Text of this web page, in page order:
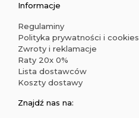
Informacje
Regulaminy
Polityka prywatności i cookies
Zwroty i reklamacje
Raty 20x 0%
Lista dostawców
Koszty dostawy
Znajdź nas na: